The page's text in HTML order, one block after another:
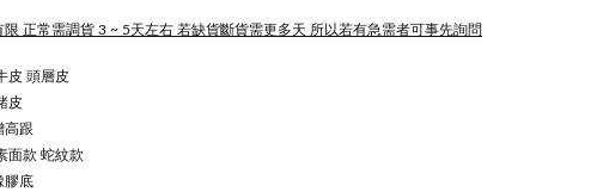
限 正常需調貨 3 ~ 5天左右 若缺貨斷貨需更多天 所以若有急需者可事先詢問
皮 頭層皮
皮
跟
面款 蛇紋款
膠底